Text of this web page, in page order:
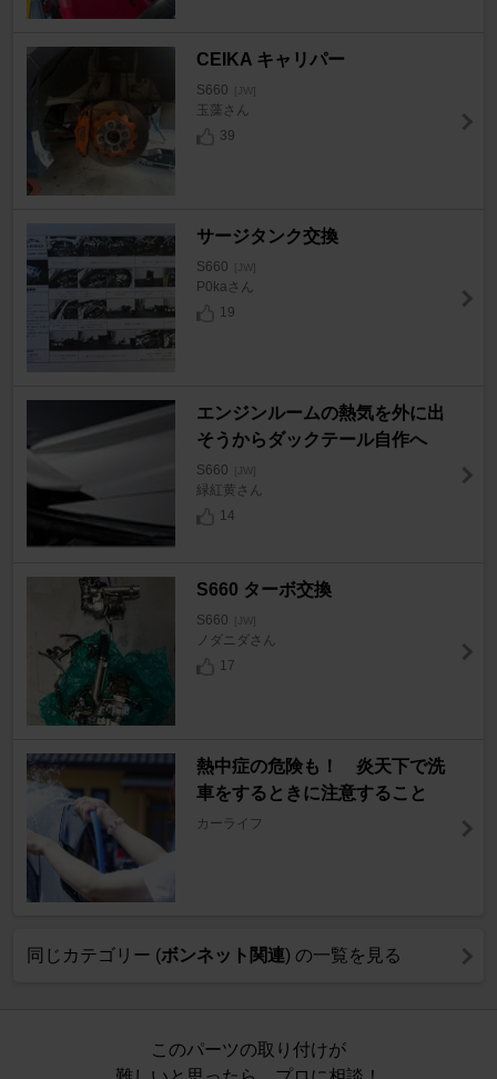
CEIKA キャリパー
S660 [JW]
玉藻さん
39
サージタンク交換
S660 [JW]
P0kaさん
19
エンジンルームの熱気を外に出
そうからダックテール自作へ
S660 [JW]
緑紅黄さん
14
S660 ターボ交換
S660 [JW]
ノダニダさん
17
熱中症の危険も！ 炎天下で洗
車をするときに注意すること
カーライフ
同じカテゴリー (ボンネット関連) の一覧を見る
このパーツの取り付けが